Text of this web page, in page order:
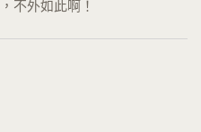
不外如此啊！